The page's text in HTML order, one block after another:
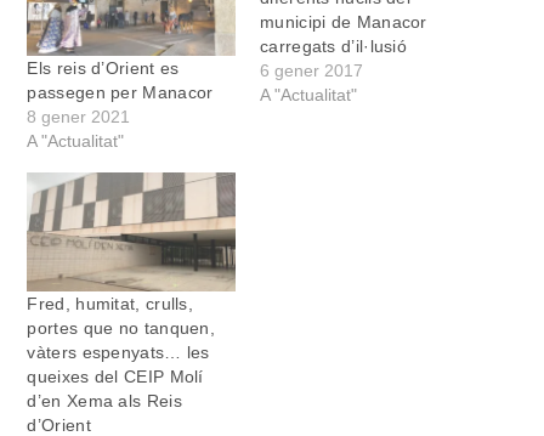
Els reis d’Orient es
passegen per Manacor
8 gener 2021
A "Actualitat"
municipi de Manacor
carregats d’il·lusió
6 gener 2017
A "Actualitat"
Fred, humitat, crulls,
portes que no tanquen,
vàters espenyats… les
queixes del CEIP Molí
d’en Xema als Reis
d’Orient